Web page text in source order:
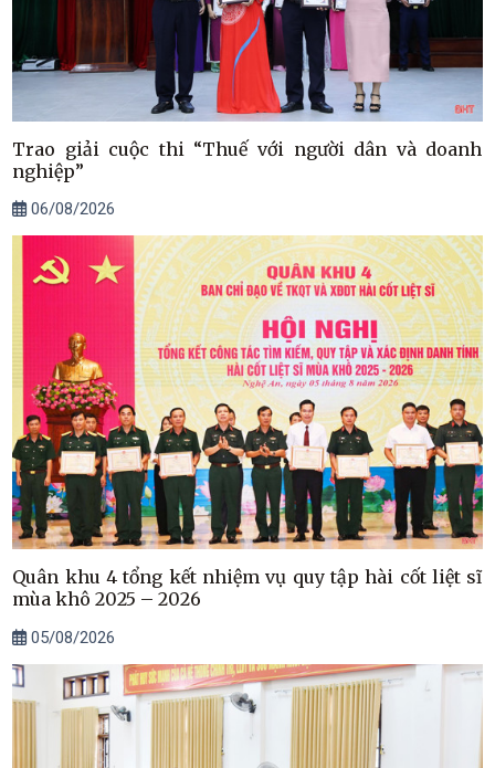
Trao giải cuộc thi “Thuế với người dân và doanh
nghiệp”
06/08/2026
Quân khu 4 tổng kết nhiệm vụ quy tập hài cốt liệt sĩ
mùa khô 2025 – 2026
05/08/2026